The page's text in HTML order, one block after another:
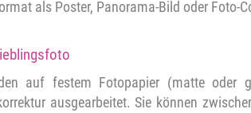
als Poster, Panorama-Bild oder Foto-
auf festem Fotopapier (matte oder
ausgearbeitet. Sie können